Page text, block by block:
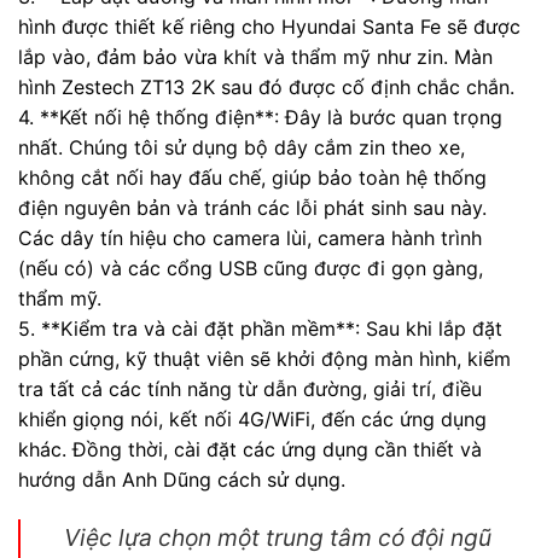
hình được thiết kế riêng cho Hyundai Santa Fe sẽ được
lắp vào, đảm bảo vừa khít và thẩm mỹ như zin. Màn
hình Zestech ZT13 2K sau đó được cố định chắc chắn.
4. **Kết nối hệ thống điện**: Đây là bước quan trọng
nhất. Chúng tôi sử dụng bộ dây cắm zin theo xe,
không cắt nối hay đấu chế, giúp bảo toàn hệ thống
điện nguyên bản và tránh các lỗi phát sinh sau này.
Các dây tín hiệu cho camera lùi, camera hành trình
(nếu có) và các cổng USB cũng được đi gọn gàng,
thẩm mỹ.
5. **Kiểm tra và cài đặt phần mềm**: Sau khi lắp đặt
phần cứng, kỹ thuật viên sẽ khởi động màn hình, kiểm
tra tất cả các tính năng từ dẫn đường, giải trí, điều
khiển giọng nói, kết nối 4G/WiFi, đến các ứng dụng
khác. Đồng thời, cài đặt các ứng dụng cần thiết và
hướng dẫn Anh Dũng cách sử dụng.
Việc lựa chọn một trung tâm có đội ngũ